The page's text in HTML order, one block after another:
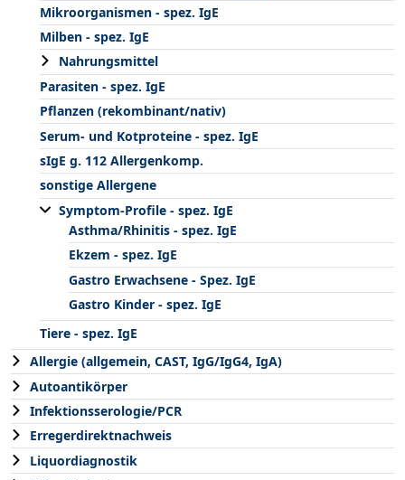
Mikroorganismen - spez. IgE
Milben - spez. IgE
Nahrungsmittel
Parasiten - spez. IgE
Pflanzen (rekombinant/nativ)
Serum- und Kotproteine - spez. IgE
sIgE g. 112 Allergenkomp.
sonstige Allergene
Symptom-Profile - spez. IgE
Asthma/Rhinitis - spez. IgE
Ekzem - spez. IgE
Gastro Erwachsene - Spez. IgE
Gastro Kinder - spez. IgE
Tiere - spez. IgE
Allergie (allgemein, CAST, IgG/IgG4, IgA)
Autoantikörper
Infektionsserologie/PCR
Erregerdirektnachweis
Liquordiagnostik